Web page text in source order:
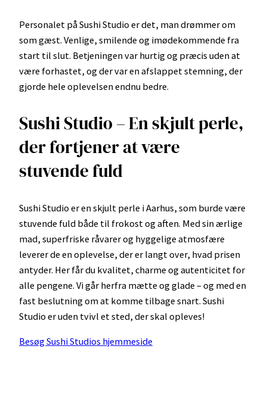
Personalet på Sushi Studio er det, man drømmer om
som gæst. Venlige, smilende og imødekommende fra
start til slut. Betjeningen var hurtig og præcis uden at
være forhastet, og der var en afslappet stemning, der
gjorde hele oplevelsen endnu bedre.
Sushi Studio – En skjult perle,
der fortjener at være
stuvende fuld
Sushi Studio er en skjult perle i Aarhus, som burde være
stuvende fuld både til frokost og aften. Med sin ærlige
mad, superfriske råvarer og hyggelige atmosfære
leverer de en oplevelse, der er langt over, hvad prisen
antyder. Her får du kvalitet, charme og autenticitet for
alle pengene. Vi går herfra mætte og glade – og med en
fast beslutning om at komme tilbage snart. Sushi
Studio er uden tvivl et sted, der skal opleves!
Besøg Sushi Studios hjemmeside